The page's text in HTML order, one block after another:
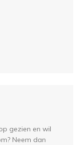
gezien en wil
Neem dan